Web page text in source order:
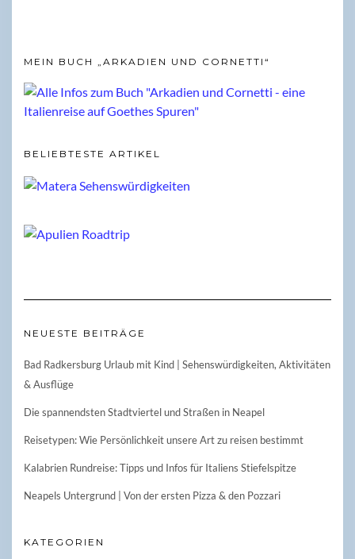
MEIN BUCH „ARKADIEN UND CORNETTI“
BELIEBTESTE ARTIKEL
NEUESTE BEITRÄGE
Bad Radkersburg Urlaub mit Kind | Sehenswürdigkeiten, Aktivitäten
& Ausflüge
Die spannendsten Stadtviertel und Straßen in Neapel
Reisetypen: Wie Persönlichkeit unsere Art zu reisen bestimmt
Kalabrien Rundreise: Tipps und Infos für Italiens Stiefelspitze
Neapels Untergrund | Von der ersten Pizza & den Pozzari
KATEGORIEN